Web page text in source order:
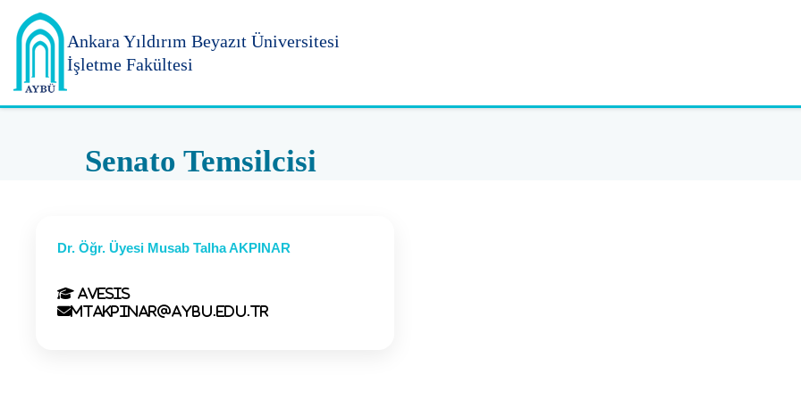
Ankara Yıldırım Beyazıt Üniversitesi
İşletme Fakültesi
Senato Temsilcisi
Dr. Öğr. Üyesi Musab Talha AKPINAR
Avesis
mtakpinar@aybu.edu.tr